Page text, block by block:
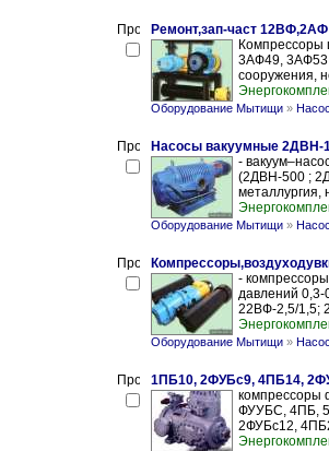
Ремонт,зап-част
3АФ49,
сооружения,
Оборудование Мытищи »
Насосы вакуумные 2ДВН-
-
(2ДВН-500 ;
металлургия,
Оборудование Мытищи »
-
давлений 0,3-
22ВФ-2,5/1,5;
Оборудование Мытищи »
1ПБ10, 2ФУБс9, 4ПБ14,
ФУУБС, 4ПБ,
2ФУБс12,